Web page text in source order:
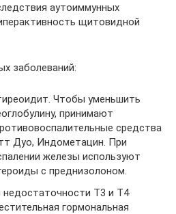
аутоиммунных
щитовидной
заболеваний:
Чтобы уменьшить
принимают
средства
Дуо, Индометацин. При
железы используют
с преднизолоном.
недостаточности Т3 и Т4
гормональная